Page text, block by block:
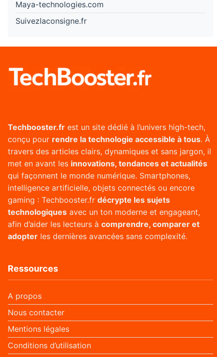
Maya-technologies.com
Suivezlaconsigne.fr
Techbooster.fr est un site dédié à l’univers high-tech,
conçu pour rendre la technologie accessible à tous. À
travers des articles clairs, dynamiques et sans jargon, il
met en avant les innovations, tendances et actualités
qui façonnent le monde numérique. Smartphones,
intelligence artificielle, objets connectés ou encore
gaming : Techbooster.fr décrypte les sujets
technologiques avec un ton moderne et engageant,
afin d’aider les lecteurs à comprendre, comparer et
adopter les dernières avancées sans complexité.
Ressources
A propos
Nous contacter
Mentions légales
Conditions d’utilisation